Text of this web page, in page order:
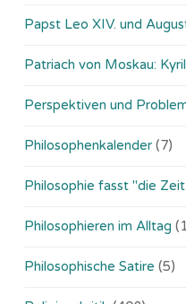
Papst Leo XIV. und
Patriach von Moskau:
Perspektiven und
Philosophenkalender (7)
Philosophie fasst "die
Philosophieren im Alltag
Philosophische Satire (5)